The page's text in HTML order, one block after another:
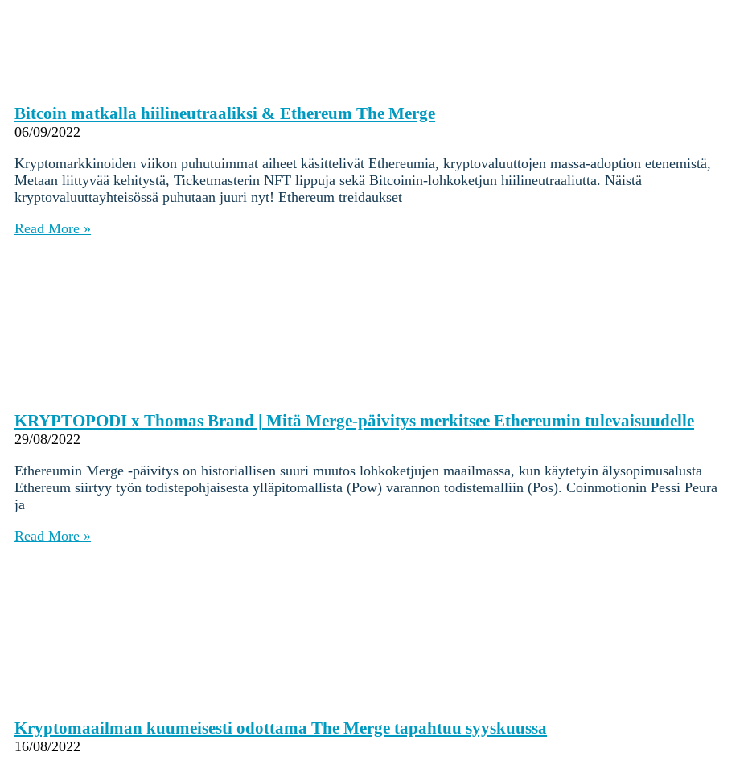
a
languageKirjaudu sisään tilillesi
Palvelut
Yksityisille
Coinmotion Wealth ★
Kryptouutiset
Coinmotion Wealth ★
Kryptouutiset
Ohjekeskus
Suomi (FI)
Bitcoin matkalla hiilineutraaliksi & Ethereum The Merge
06/09/2022
Kryptomarkkinoiden viikon puhutuimmat aiheet käsittelivät Ethereumia, kryptovaluuttojen massa-adoption etenemistä,
Metaan liittyvää kehitystä, Ticketmasterin NFT lippuja sekä Bitcoinin-lohkoketjun hiilineutraaliutta. Näistä
kryptovaluuttayhteisössä puhutaan juuri nyt! Ethereum treidaukset
Read More »
KRYPTOPODI x Thomas Brand | Mitä Merge-päivitys merkitsee Ethereumin tulevaisuudelle
29/08/2022
Ethereumin Merge -päivitys on historiallisen suuri muutos lohkoketjujen maailmassa, kun käytetyin älysopimusalusta
Ethereum siirtyy työn todistepohjaisesta ylläpitomallista (Pow) varannon todistemalliin (Pos). Coinmotionin Pessi Peura
ja
Read More »
Kryptomaailman kuumeisesti odottama The Merge tapahtuu syyskuussa
16/08/2022